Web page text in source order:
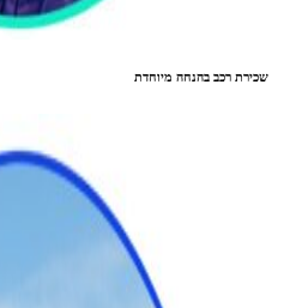
שכירת רכב בהנחה מיוחדת